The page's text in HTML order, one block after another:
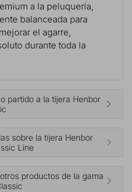
a la peluquería,
balanceada para
el agarre,
durante toda la
partido a la tijera Henbor
sobre la tijera Henbor
Line
productos de la gama